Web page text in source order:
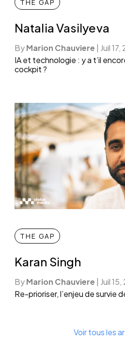
THE GAP
Natalia Vasilyeva
ByMarion Chauviere Juil
IA et technologie : y a t’il
cockpit ?
THE GAP
Karan Singh
ByMarion Chauviere | Juil
Re-prioriser, l’enjeu de survie
Voir tous les